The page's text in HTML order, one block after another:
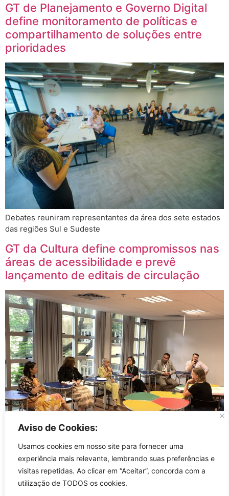
Aviso de Cookies:
Usamos cookies em nosso site para fornecer uma
experiência mais relevante, lembrando suas preferências e
visitas repetidas. Ao clicar em “Aceitar”, concorda com a
utilização de TODOS os cookies.
GT de Planejamento e Governo Digital
define monitoramento de políticas e
compartilhamento de soluções entre
prioridades
Debates reuniram representantes da área dos sete estados
das regiões Sul e Sudeste
GT da Cultura define compromissos nas
áreas de acessibilidade e prevê
lançamento de editais de circulação
Reunião foi coordenada pela secretária da Cultura do Rio
Grande do Sul
mais antigas